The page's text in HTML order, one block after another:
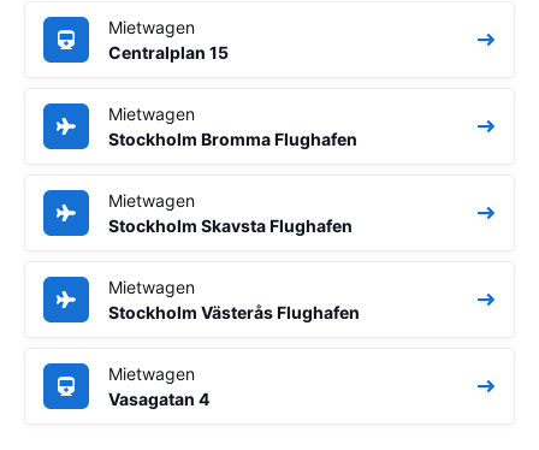
Mietwagen
Centralplan 15
Mietwagen
Stockholm Bromma Flughafen
Mietwagen
Stockholm Skavsta Flughafen
Mietwagen
Stockholm Västerås Flughafen
Mietwagen
Vasagatan 4